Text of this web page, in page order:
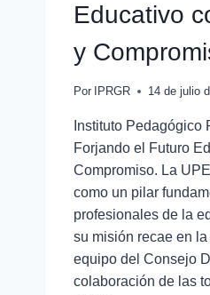
Educativo
y
Por IPRGR 14 de julio
Instituto
Forjando el Futuro
Compromiso. La
como un pilar
profesionales de la
su misión recae en
equipo del Consejo
colaboración de las